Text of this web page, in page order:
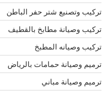
تركيب وتصنيع شتر حفر الباطن
تركيب وصيانة مطابخ بالقطيف
تركيب وصيانه المطبخ
ترميم وصيانة حمامات بالرياض
ترميم وصيانة مباني